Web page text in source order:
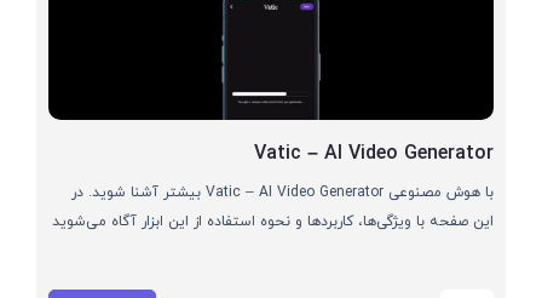
Vatic – AI Video Generator
با هوش مصنوعی Vatic – AI Video Generator بیشتر آشنا شوید. در
این صفحه با ویژگی‌ها، کاربردها و نحوه استفاده از این ابزار آگاه می‌شوید